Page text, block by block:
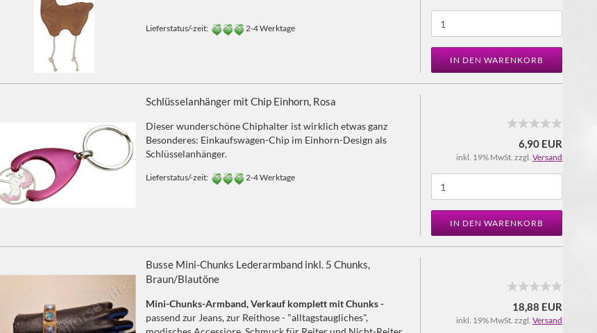
Lieferstatus/-zeit: 2-4 Werktage
IN DEN WARENKORB
Schlüsselanhänger mit Chip Einhorn, Rosa
Dieser wunderschöne Chiphalter ist wirklich etwas ganz
Besonderes: Einkaufswagen-Chip im Einhorn-Design als
Schlüsselanhänger.
Lieferstatus/-zeit: 2-4 Werktage
6,90 EUR
inkl. 19% MwSt. zzgl.Versand
IN DEN WARENKORB
Busse Mini-Chunks Lederarmband inkl. 5 Chunks,
Braun/Blautöne
Mini-Chunks-Armband, Verkauf komplett mit Chunks -
passend zur Jeans, zur Reithose - "alltagstaugliches",
18,88 EUR
inkl. 19% MwSt. zzgl.Versand